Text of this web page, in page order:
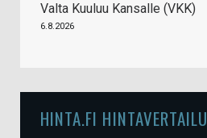
Valta Kuuluu Kansalle (VKK)
6.8.2026
HINTA.FI HINTAVERTAILU